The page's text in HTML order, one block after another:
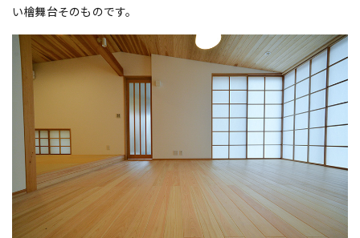
い檜舞台そのものです。